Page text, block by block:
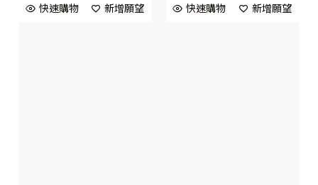
快速購物 新增願望 快速購物 新增願望